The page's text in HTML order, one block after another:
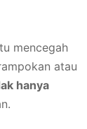
mencegah
atau
hanya